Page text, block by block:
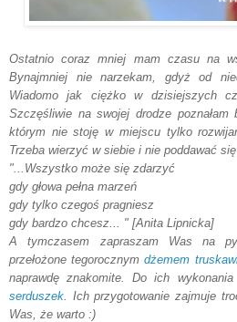
Ostatnio coraz mniej mam czasu na
Bynajmniej nie narzekam, gdyż od
Wiadomo jak ciężko w dzisiejszych
Szczęśliwie na swojej drodze
którym nie stoję w miejscu tylko
Trzeba wierzyć w siebie i nie poddawać
"...Wszystko może się zdarzyć
gdy głowa pełna marzeń
gdy tylko czegoś pragniesz
gdy bardzo chcesz... " [Anita Lipnicka]
A tymczasem zapraszam Was na
przełożone tegorocznymdżemem
naprawdę znakomite. Do ich wykonania
serduszek . Ich przygotowanie zajmuje
Was, że warto :)